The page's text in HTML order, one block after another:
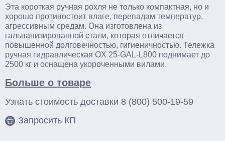
Эта короткая ручная рохля не только компактная, но и
хорошо противостоит влаге, перепадам температур,
агрессивным средам. Она изготовлена из
гальванизированной стали, которая отличается
повышенной долговечностью, гигиеничностью. Тележка
ручная гидравлическая OX 25-GAL-L800 поднимает до
2500 кг и оснащена укороченными вилами.
Больше о товаре
Узнать стоимость доставки 8 (800) 500-19-59
Запросить КП
С сиденьем оператора
Толкаемого типа
Грузоподъемное оборудование
Тали ручные
Тельферы
Смотреть весь каталог